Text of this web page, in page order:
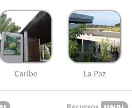
Caribe La Paz